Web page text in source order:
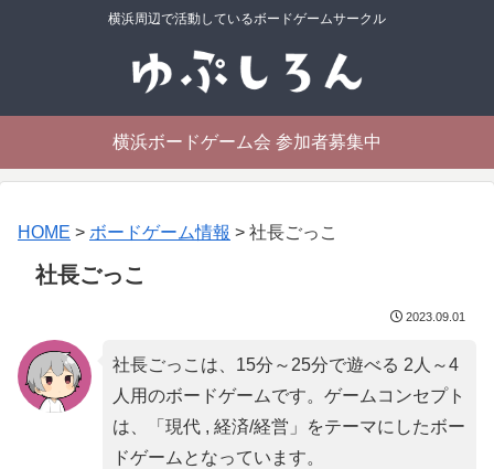
横浜周辺で活動しているボードゲームサークル
横浜ボードゲーム会 参加者募集中
HOME > ボードゲーム情報 > 社長ごっこ
社長ごっこ
2023.09.01
社長ごっこは、15分～25分で遊べる 2人～4
人用のボードゲームです。ゲームコンセプト
は、「 現代 , 経済/経営 」をテーマにしたボー
ドゲームとなっています。